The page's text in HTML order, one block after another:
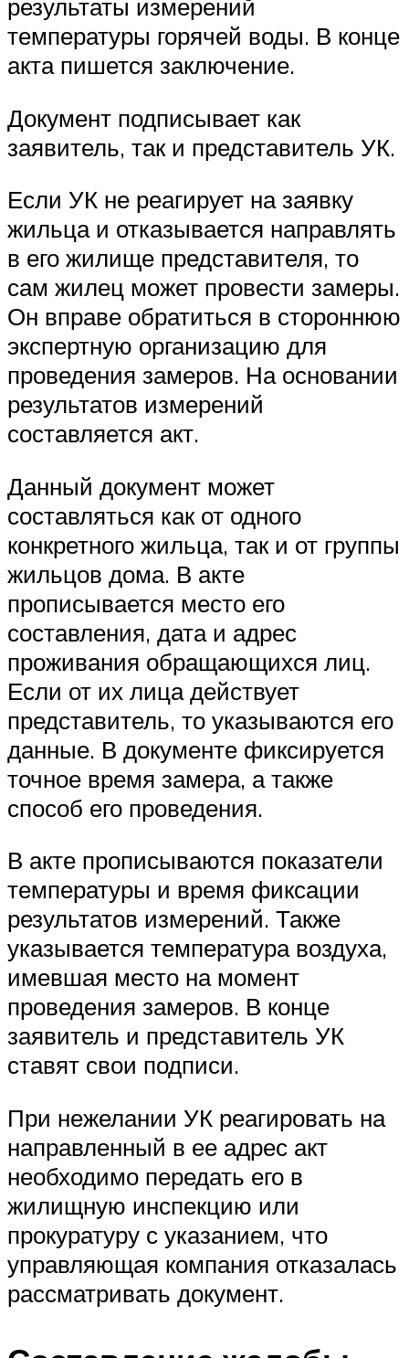
результаты измерений
температуры горячей воды. В конце
акта пишется заключение.
Документ подписывает как
заявитель, так и представитель УК.
Если УК не реагирует на заявку
жильца и отказывается направлять
в его жилище представителя, то
сам жилец может провести замеры.
Он вправе обратиться в стороннюю
экспертную организацию для
проведения замеров. На основании
результатов измерений
составляется акт.
Данный документ может
составляться как от одного
конкретного жильца, так и от группы
жильцов дома. В акте
прописывается место его
составления, дата и адрес
проживания обращающихся лиц.
Если от их лица действует
представитель, то указываются его
данные. В документе фиксируется
точное время замера, а также
способ его проведения.
В акте прописываются показатели
температуры и время фиксации
результатов измерений. Также
указывается температура воздуха,
имевшая место на момент
проведения замеров. В конце
заявитель и представитель УК
ставят свои подписи.
При нежелании УК реагировать на
направленный в ее адрес акт
необходимо передать его в
жилищную инспекцию или
прокуратуру с указанием, что
управляющая компания отказалась
рассматривать документ.